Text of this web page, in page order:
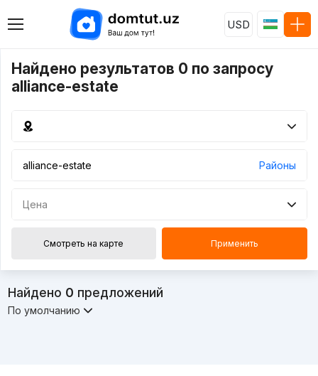
USD
Найдено результатов 0 по запросу
alliance-estate
Районы
Цена
Смотреть на карте Применить
Найдено 0 предложений
По умолчанию